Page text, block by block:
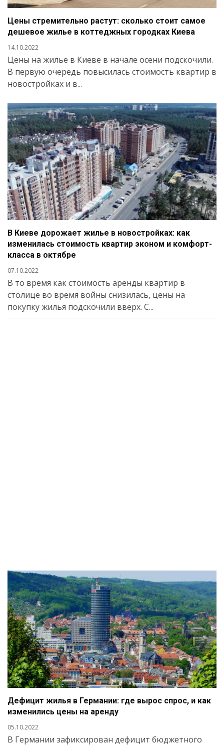
Цены стремительно растут: сколько стоит самое
дешевое жилье в коттеджных городках Киева
14.10.2022
Цены на жилье в Киеве в начале осени подскочили.
В первую очередь повысилась стоимость квартир в
новостройках и в...
В Киеве дорожает жилье в новостройках: как
изменилась стоимость квартир эконом и комфорт-
класса в октябре
07.10.2022
В то время как стоимость аренды квартир в
столице во время войны снизилась, цены на
покупку жилья подскочили вверх. С...
Дефицит жилья в Германии: где вырос спрос, и как
изменились цены на аренду
05.10.2022
В Германии зафиксирован дефицит бюджетного